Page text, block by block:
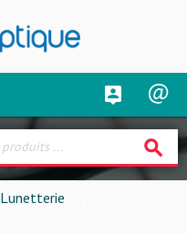
search
Lunetterie